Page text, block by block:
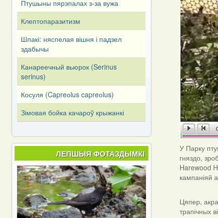
У Парку
гняздо,
Harewood
кампаніяй
Цяпер,
трапічных
Птушыны пярэпалах з-за вужа
Клептопаразитизм
Шпакі: няспелая вішня і падзел
здабычы
Канареечный вьюрок (Serinus
serinus)
Косуля (Capreоlus capreоlus)
Зімовая бойка качароў крыжанкі
ЛЕПШЫЯ ФОТАЗДЫМКІ